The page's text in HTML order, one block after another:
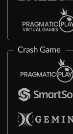
Crash Game